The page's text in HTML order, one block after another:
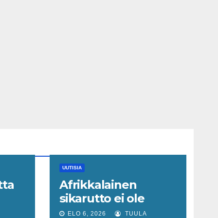
UUTISIA
Afrikkalainen
sikarutto ei ole
ainoa − myös nämä
ELO 6, 2026 TUULA